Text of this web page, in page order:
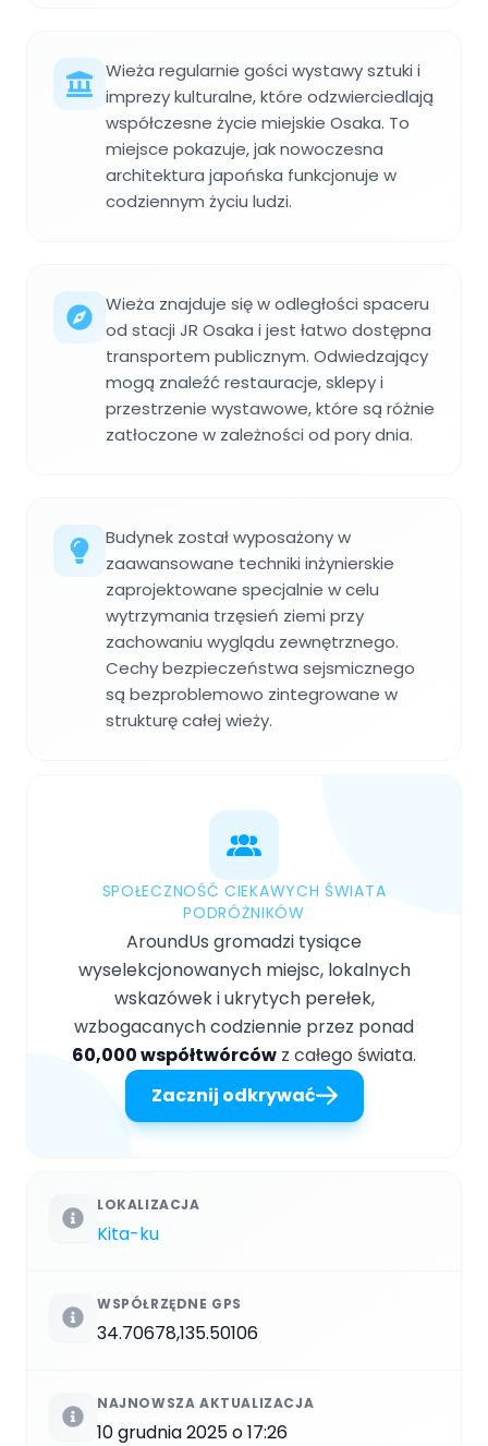
Wieża regularnie gości wystawy sztuki i
imprezy kulturalne, które odzwierciedlają
współczesne życie miejskie Osaka. To
miejsce pokazuje, jak nowoczesna
architektura japońska funkcjonuje w
codziennym życiu ludzi.
Wieża znajduje się w odległości spaceru
od stacji JR Osaka i jest łatwo dostępna
transportem publicznym. Odwiedzający
mogą znaleźć restauracje, sklepy i
przestrzenie wystawowe, które są różnie
zatłoczone w zależności od pory dnia.
Budynek został wyposażony w
zaawansowane techniki inżynierskie
zaprojektowane specjalnie w celu
wytrzymania trzęsień ziemi przy
zachowaniu wyglądu zewnętrznego.
Cechy bezpieczeństwa sejsmicznego
są bezproblemowo zintegrowane w
strukturę całej wieży.
SPOŁECZNOŚĆ CIEKAWYCH ŚWIATA
PODRÓŻNIKÓW
AroundUs gromadzi tysiące
wyselekcjonowanych miejsc, lokalnych
wskazówek i ukrytych perełek,
wzbogacanych codziennie przez ponad
60,000 współtwórców z całego świata.
Zacznij odkrywać
LOKALIZACJA
Kita-ku
WSPÓŁRZĘDNE GPS
34.70678,135.50106
NAJNOWSZA AKTUALIZACJA
10 grudnia 2025 o 17:26